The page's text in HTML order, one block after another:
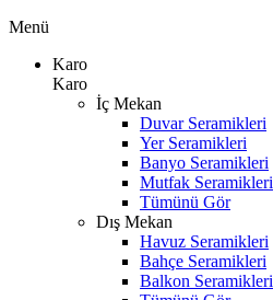
Menü
Karo
Karo
İç Mekan
Duvar Seramikleri
Yer Seramikleri
Banyo Seramikleri
Mutfak Seramikleri
Tümünü Gör
Dış Mekan
Havuz Seramikleri
Bahçe Seramikleri
Balkon Seramikleri